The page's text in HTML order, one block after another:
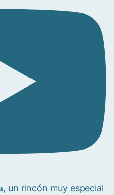
un rincón muy especial